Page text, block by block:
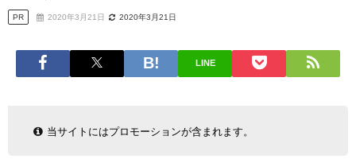
PR 2020年3月21日 2020年3月21日
LINE
当サイトにはプロモーションが含まれます。